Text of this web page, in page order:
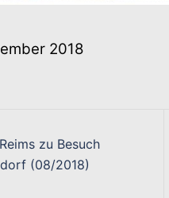
2018
zu Besuch
(08/2018)